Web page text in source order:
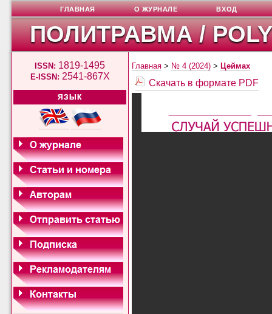
ПОЛИТРАВМА /
ISSN: 1819-1495
E-ISSN: 2541-867X
ЯЗЫК
ГЛАВНАЯ О ЖУРНАЛЕ ВХОД
Главная > № 4 (2024) > Цеймах
Скачать в формате PDF